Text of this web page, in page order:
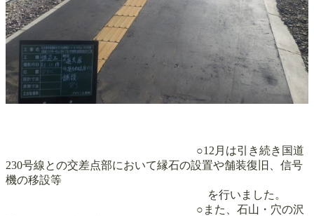
○12月は引き続き 国道
230号線との交差点部において縁石の設置や舗装復旧、 信号
機の移設等
を行いました。
○また、石山・穴の沢